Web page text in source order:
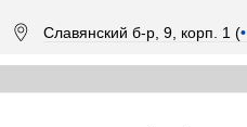
Славянский б-р, 9, корп. 1 (•